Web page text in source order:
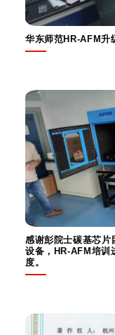
华东师范HR-AFM升
感谢彭院士碳基芯片
设备，HR-AFM培训
度。